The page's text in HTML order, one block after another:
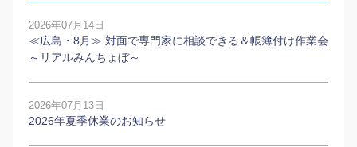
2026年07月14日
≪広島・8月≫ 対面で専門家に相談できる＆帳簿付け作業会
～リアルみんちょぼ～
2026年07月13日
2026年夏季休業のお知らせ